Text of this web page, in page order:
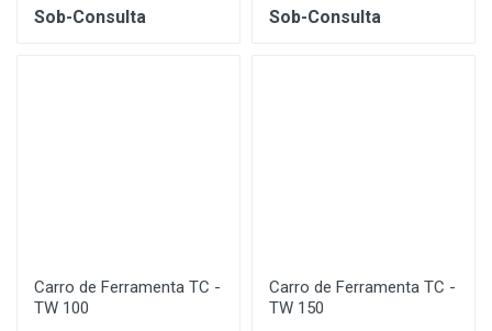
Sob-Consulta Sob-Consulta
Carro de Ferramenta TC -
TW 100
Carro de Ferramenta TC -
TW 150